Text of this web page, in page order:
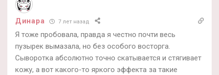
Динара 7 лет назад
Я тоже пробовала, правда я честно почти весь
пузырек вымазала, но без особого восторга.
Сыворотка абсолютно точно скатывается и стягивает
кожу, а вот какого-то яркого эффекта за такие